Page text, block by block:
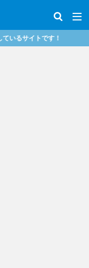
サイトです！